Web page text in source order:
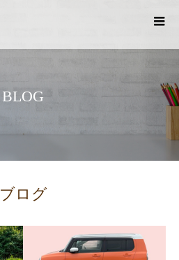
BLOG
ブログ